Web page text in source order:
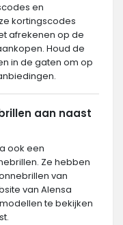
en
kortingscodes
afrekenen op de
Houd de
in de gaten om op
aan naast
ook een
Ze hebben
van
van Alensa
te bekijken